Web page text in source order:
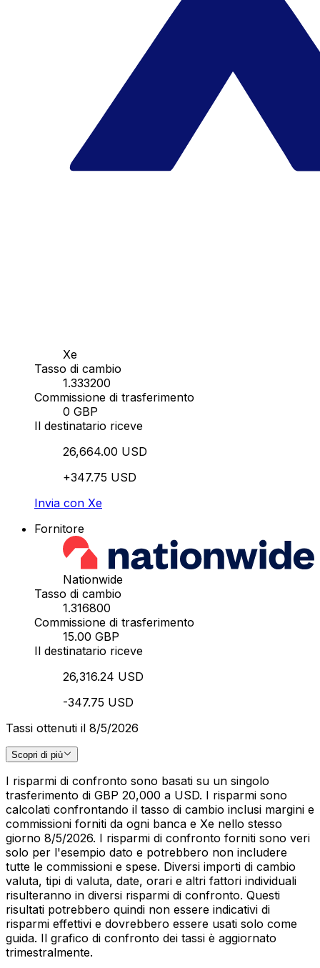
Xe
Tasso di cambio
1.333200
Commissione di trasferimento
0 GBP
Il destinatario riceve
26,664.00 USD
+347.75 USD
Invia con Xe
Fornitore
Nationwide
Tasso di cambio
1.316800
Commissione di trasferimento
15.00 GBP
Il destinatario riceve
26,316.24 USD
-347.75 USD
Tassi ottenuti il 8/5/2026
Scopri di più
I risparmi di confronto sono basati su un singolo
trasferimento di GBP 20,000 a USD. I risparmi sono
calcolati confrontando il tasso di cambio inclusi margini e
commissioni forniti da ogni banca e Xe nello stesso
giorno 8/5/2026. I risparmi di confronto forniti sono veri
solo per l'esempio dato e potrebbero non includere
tutte le commissioni e spese. Diversi importi di cambio
valuta, tipi di valuta, date, orari e altri fattori individuali
risulteranno in diversi risparmi di confronto. Questi
risultati potrebbero quindi non essere indicativi di
risparmi effettivi e dovrebbero essere usati solo come
guida. Il grafico di confronto dei tassi è aggiornato
trimestralmente.